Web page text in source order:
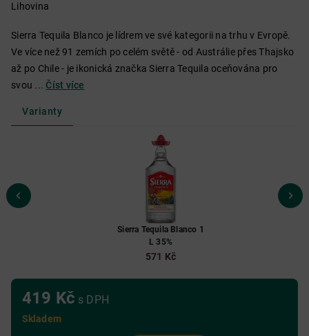
Lihovina
Sierra Tequila Blanco je lídrem ve své kategorii na trhu v Evropě.
Ve více než 91 zemích po celém světě - od Austrálie přes Thajsko
až po Chile - je ikonická značka Sierra Tequila oceňována pro
svou ... Číst více
Varianty
Sierra Tequila Blanco 1
L 35%
571 Kč
419 Kč s DPH
Skladem